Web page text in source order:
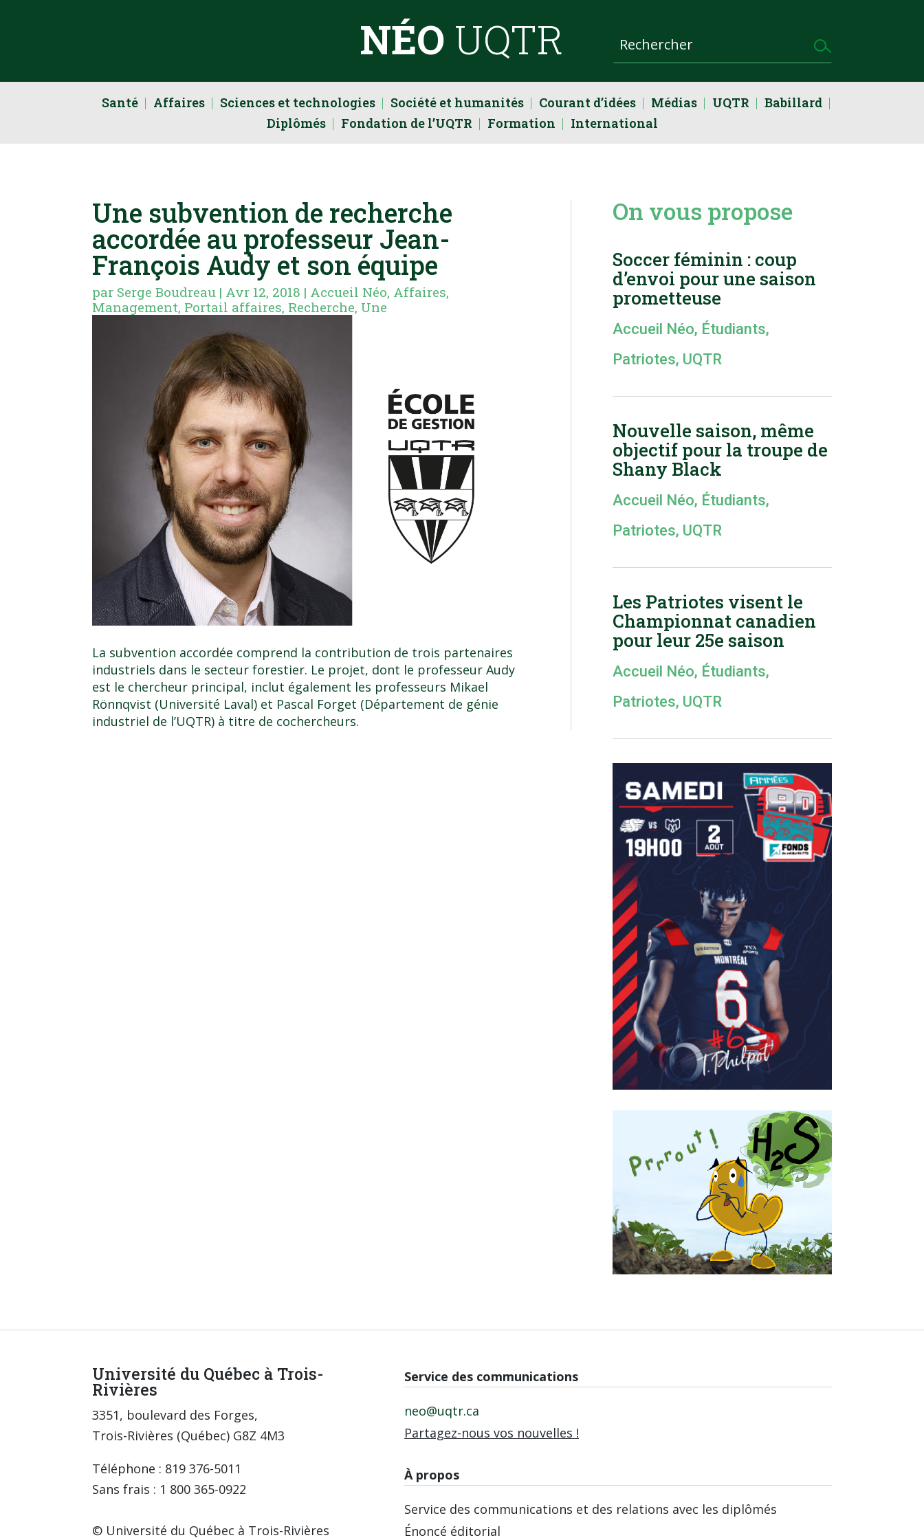
NÉO UQTR
Santé Affaires Sciences et technologies Société et humanités Courant d’idées Médias UQTR
Babillard
Diplômés
Fondation de l’UQTR Formation International
Une subvention de recherche
accordée au professeur Jean-
François Audy et son équipe
par Serge Boudreau | Avr 12, 2018 | Accueil Néo, Affaires,
Management, Portail affaires, Recherche, Une
La subvention accordée comprend la contribution de trois partenaires
industriels dans le secteur forestier. Le projet, dont le professeur Audy
est le chercheur principal, inclut également les professeurs Mikael
Rönnqvist (Université Laval) et Pascal Forget (Département de génie
industriel de l’UQTR) à titre de cochercheurs.
On vous propose
Soccer féminin : coup
d’envoi pour une saison
prometteuse
Accueil Néo, Étudiants,
Patriotes, UQTR
Nouvelle saison, même
objectif pour la troupe de
Shany Black
Accueil Néo, Étudiants,
Patriotes, UQTR
Les Patriotes visent le
Championnat canadien
pour leur 25e saison
Accueil Néo, Étudiants,
Patriotes, UQTR
Université du Québec à Trois-
Rivières
3351, boulevard des Forges,
Trois-Rivières (Québec) G8Z 4M3
Téléphone : 819 376-5011
Sans frais : 1 800 365-0922
© Université du Québec à Trois-Rivières
Service des communications
neo@uqtr.ca
Partagez-nous vos nouvelles !
À propos
Service des communications et des relations avec les diplômés
Énoncé éditorial